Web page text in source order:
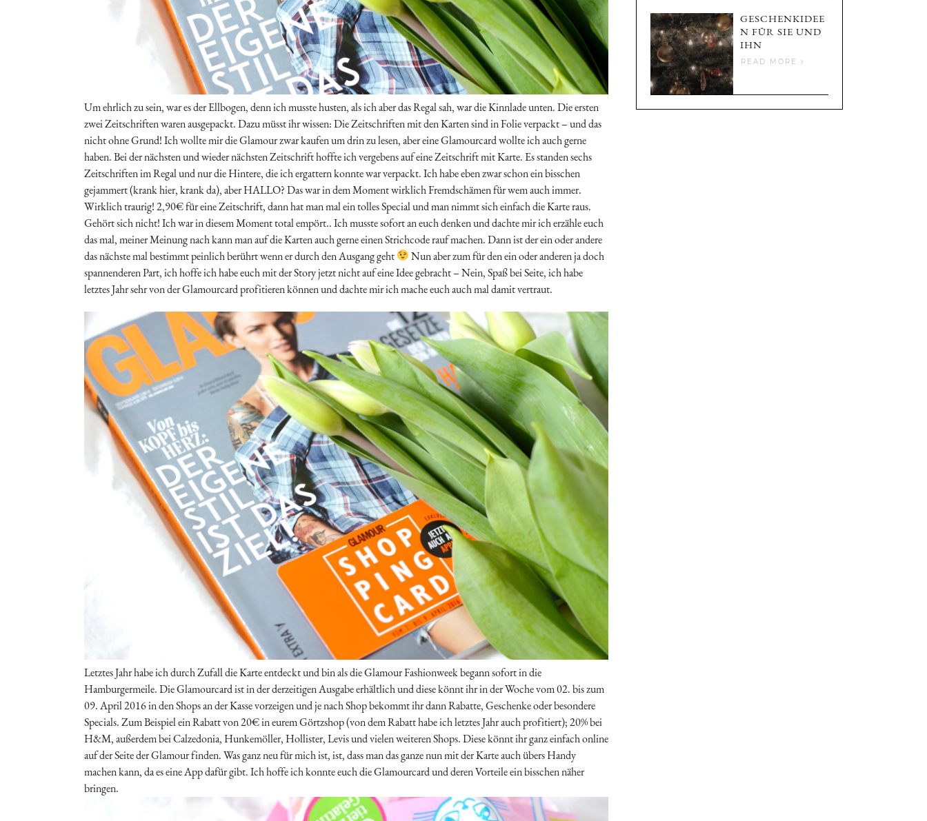
Um ehrlich zu sein, war es der Ellbogen, denn ich musste husten, als ich aber das Regal sah, war die Kinnlade unten. Die ersten
zwei Zeitschriften waren ausgepackt. Dazu müsst ihr wissen: Die Zeitschriften mit den Karten sind in Folie verpackt – und das
nicht ohne Grund! Ich wollte mir die Glamour zwar kaufen um drin zu lesen, aber eine Glamourcard wollte ich auch gerne
haben. Bei der nächsten und wieder nächsten Zeitschrift hoffte ich vergebens auf eine Zeitschrift mit Karte. Es standen sechs
Zeitschriften im Regal und nur die Hintere, die ich ergattern konnte war verpackt. Ich habe eben zwar schon ein bisschen
gejammert (krank hier, krank da), aber HALLO? Das war in dem Moment wirklich Fremdschämen für wem auch immer.
Wirklich traurig! 2,90€ für eine Zeitschrift, dann hat man mal ein tolles Special und man nimmt sich einfach die Karte raus.
Gehört sich nicht! Ich war in diesem Moment total empört.. Ich musste sofort an euch denken und dachte mir ich erzähle euch
das mal, meiner Meinung nach kann man auf die Karten auch gerne einen Strichcode rauf machen. Dann ist der ein oder andere
das nächste mal bestimmt peinlich berührt wenn er durch den Ausgang geht
Nun aber zum für den ein oder anderen ja doch
spannenderen Part, ich hoffe ich habe euch mit der Story jetzt nicht auf eine Idee gebracht – Nein, Spaß bei Seite, ich habe
letztes Jahr sehr von der Glamourcard profitieren können und dachte mir ich mache euch auch mal damit vertraut.
Letztes Jahr habe ich durch Zufall die Karte entdeckt und bin als die Glamour Fashionweek begann sofort in die
Hamburgermeile. Die Glamourcard ist in der derzeitigen Ausgabe erhältlich und diese könnt ihr in der Woche vom 02. bis zum
09. April 2016 in den Shops an der Kasse vorzeigen und je nach Shop bekommt ihr dann Rabatte, Geschenke oder besondere
Specials. Zum Beispiel ein Rabatt von 20€ in eurem Görtzshop (von dem Rabatt habe ich letztes Jahr auch profitiert); 20% bei
H&M, außerdem bei Calzedonia, Hunkemöller, Hollister, Levis und vielen weiteren Shops. Diese könnt ihr ganz einfach online
auf der Seite der Glamour finden. Was ganz neu für mich ist, ist, dass man das ganze nun mit der Karte auch übers Handy
machen kann, da es eine App dafür gibt. Ich hoffe ich konnte euch die Glamourcard und deren Vorteile ein bisschen näher
bringen.
GESCHENKIDEE
N FÜR SIE UND
IHN
READ MORE